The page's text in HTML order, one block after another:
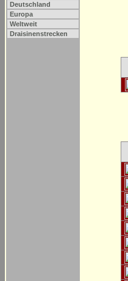
Deutschland
Europa
Weltweit
Draisinenstrecken